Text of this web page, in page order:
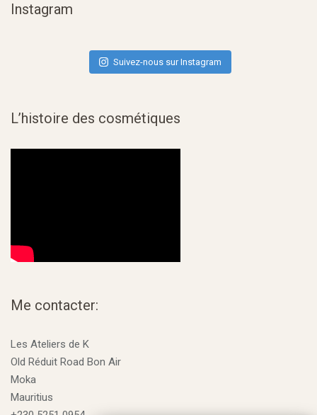
Instagram
Suivez-nous sur Instagram
L’histoire des cosmétiques
Me contacter:
Les Ateliers de K
Old Réduit Road Bon Air
Moka
Mauritius